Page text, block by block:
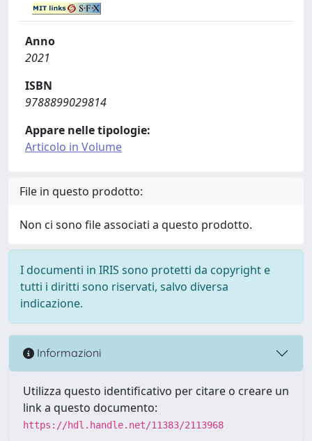
Anno
2021
ISBN
9788899029814
Appare nelle tipologie:
Articolo in Volume
File in questo prodotto:
Non ci sono file associati a questo prodotto.
I documenti in IRIS sono protetti da copyright e
tutti i diritti sono riservati, salvo diversa
indicazione.
Informazioni
Utilizza questo identificativo per citare o creare un
link a questo documento:
https://hdl.handle.net/11383/2113968